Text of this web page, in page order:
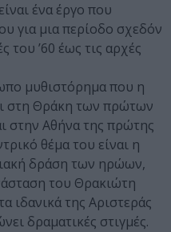
είναι ένα έργο που
για μια περίοδο σχεδόν
του ’60 έως τις αρχές
μυθιστόρημα που η
στη Θράκη των πρώτων
στην Αθήνα της πρώτης
θέμα του είναι η
δράση των ηρώων,
του Θρακιώτη
ιδανικά της Αριστεράς
δραματικές στιγμές.